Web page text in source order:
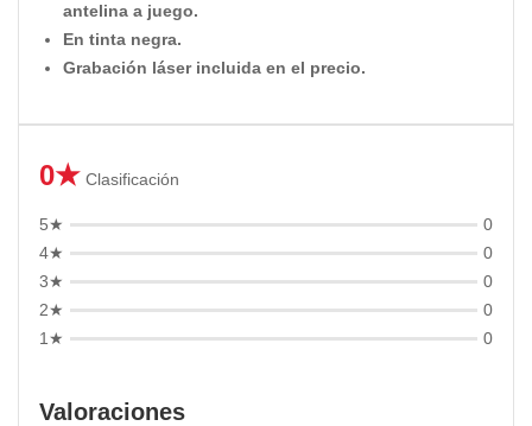
antelina a juego.
En tinta negra.
Grabación láser incluida en el precio.
0★ Clasificación
5★
0
4★
0
3★
0
2★
0
1★
0
Valoraciones